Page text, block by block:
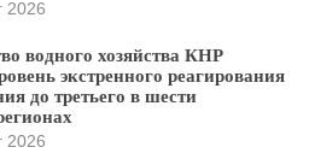
2026
водного хозяйства КНР
экстренного реагирования
до третьего в шести
2026